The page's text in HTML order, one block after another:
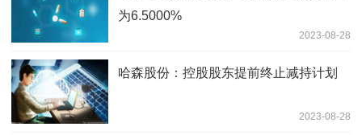
为6.5000%
2023-08-28
哈森股份：控股股东提前终止减持计划
2023-08-28